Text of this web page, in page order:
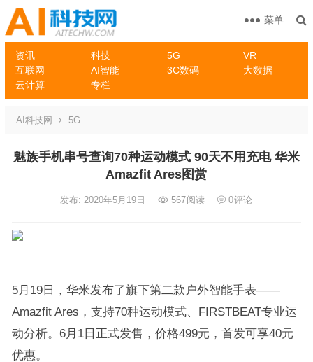
资讯 科技 5G
VR
互联网
AI智能 3C数码
大数据
云计算
专栏
菜单
AI科技网 5G
魅族手机串号查询70种运动模式 90天不用充电 华米
Amazfit Ares图赏
发布: 2020年5月19日 567阅读 0评论
5月19日，华米发布了旗下第二款户外智能手表——
Amazfit Ares，支持70种运动模式、FIRSTBEAT专业运
动分析。6月1日正式发售，价格499元，首发可享40元
优惠。